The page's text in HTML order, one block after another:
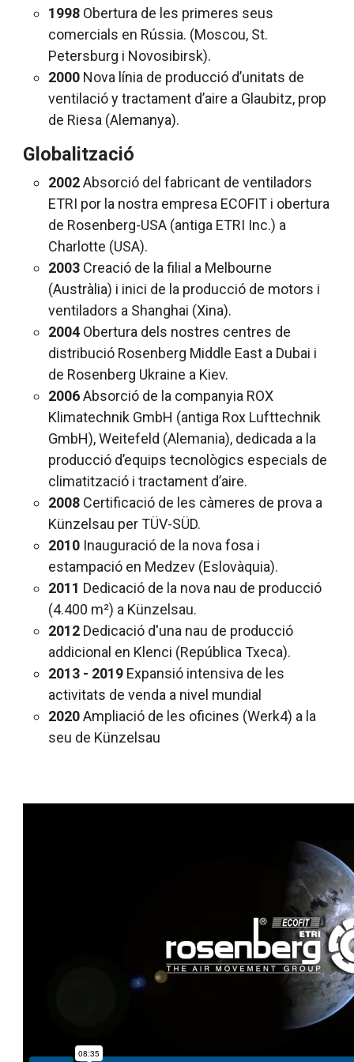
1998 Obertura de les primeres seus
comercials en Rússia. (Moscou, St.
Petersburg i Novosibirsk).
2000 Nova línia de producció d’unitats de
ventilació y tractament d’aire a Glaubitz, prop
de Riesa (Alemanya).
Globalització
2002Absorció del fabricant de ventiladors
ETRI por la nostra empresa ECOFIT i obertura
de Rosenberg-USA (antiga ETRI Inc.) a
Charlotte (USA).
2003 Creació de la filial a Melbourne
(Austràlia) i inici de la producció de motors i
ventiladors a Shanghai (Xina).
2004 Obertura dels nostres centres de
distribució Rosenberg Middle East a Dubai i
de Rosenberg Ukraine a Kiev.
2006Absorció de la companyia ROX
Klimatechnik GmbH (antiga Rox Lufttechnik
GmbH), Weitefeld (Alemania), dedicada a la
producció d’equips tecnològics especials de
climatització i tractament d’aire.
2008 Certificació de les càmeres de prova a
Künzelsau per TÜV-SÜD.
2010 Inauguració de la nova fosa i
estampació en Medzev (Eslovàquia).
2011 Dedicació de la nova nau de producció
(4.400 m²) a Künzelsau.
2012 Dedicació d'una nau de producció
addicional en Klenci (República Txeca).
2013 - 2019 Expansió intensiva de les
activitats de venda a nivel mundial
2020Ampliació de les oficines (Werk4) a la
seu de Künzelsau